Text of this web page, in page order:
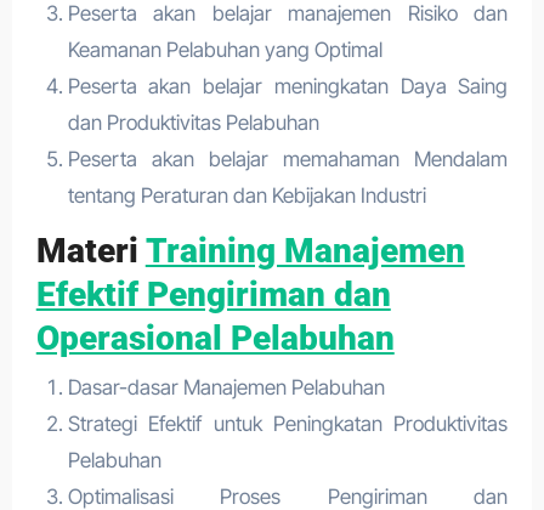
Peserta akan belajar manajemen Risiko dan
Keamanan Pelabuhan yang Optimal
Peserta akan belajar meningkatan Daya Saing
dan Produktivitas Pelabuhan
Peserta akan belajar memahaman Mendalam
tentang Peraturan dan Kebijakan Industri
Materi Training Manajemen
Efektif Pengiriman dan
Operasional Pelabuhan
Dasar-dasar Manajemen Pelabuhan
Strategi Efektif untuk Peningkatan Produktivitas
Pelabuhan
Optimalisasi Proses Pengiriman dan